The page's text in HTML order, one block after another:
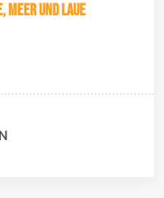
Meer und laue